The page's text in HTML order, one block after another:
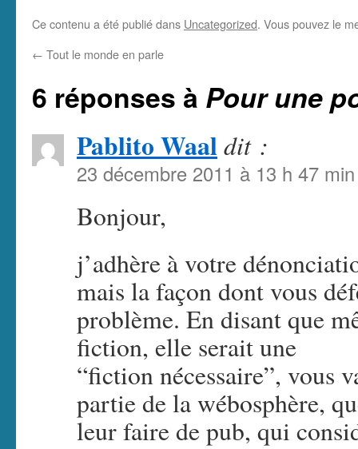
Ce contenu a été publié dans Uncategorized. Vous pouvez le
← Tout le monde en parle
6 réponses à Pour une
Pablito Waal dit :
23 décembre 2011 à 13 h 47 min
Bonjour,
j’adhère à votre
mais la façon dont vous
problème. En disant que
fiction, elle serait une
“fiction nécessaire”, vous
partie de la wébosphère,
leur faire de pub, qui